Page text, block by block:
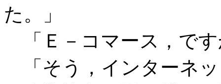
た。」
「Ｅ－コマース，で
「そう，インターネ